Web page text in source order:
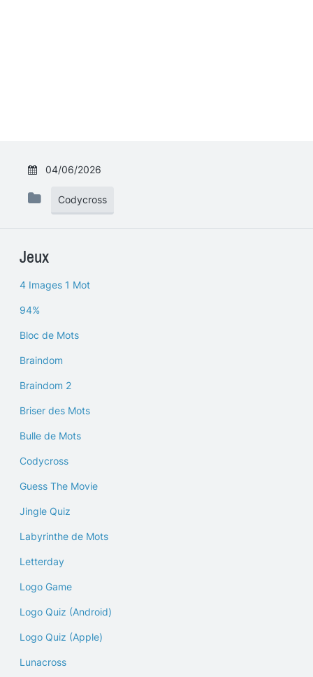
04/06/2026
Codycross
Jeux
4 Images 1 Mot
94%
Bloc de Mots
Braindom
Braindom 2
Briser des Mots
Bulle de Mots
Codycross
Guess The Movie
Jingle Quiz
Labyrinthe de Mots
Letterday
Logo Game
Logo Quiz (Android)
Logo Quiz (Apple)
Lunacross